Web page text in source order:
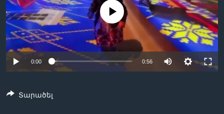
Լեզուներ
No media source currently available
0:00 0:56
Տարածել